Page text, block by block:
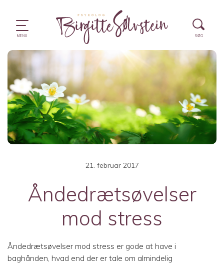
21. februar 2017
Åndedrætsøvelser
mod stress
Åndedrætsøvelser mod stress er gode at have i
baghånden, hvad end der er tale om almindelig